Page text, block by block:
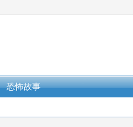
恐怖故事